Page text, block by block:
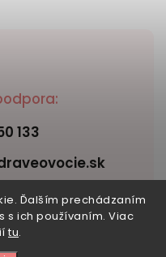
Ďalším prechádzaním
s ich používaním. Viac
tu.
133